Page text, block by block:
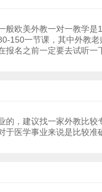
般欧美外教一对一教学是
150一节课，其中外教老
名之前一定要去试听一
的，建议找一家外教比较
医学事业来说是比较准